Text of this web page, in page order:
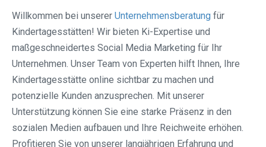
Willkommen bei unserer Unternehmensberatung für
Kindertagesstätten! Wir bieten Ki-Expertise und
maßgeschneidertes Social Media Marketing für Ihr
Unternehmen. Unser Team von Experten hilft Ihnen, Ihre
Kindertagesstätte online sichtbar zu machen und
potenzielle Kunden anzusprechen. Mit unserer
Unterstützung können Sie eine starke Präsenz in den
sozialen Medien aufbauen und Ihre Reichweite erhöhen.
Profitieren Sie von unserer langjährigen Erfahrung und